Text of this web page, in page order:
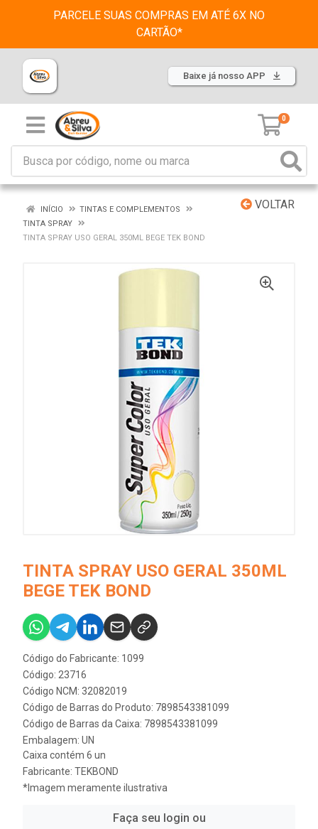
PARCELE SUAS COMPRAS EM ATÉ 6X NO
CARTÃO*
Baixe já nosso APP
0
VOLTAR
INÍCIO
TINTAS E COMPLEMENTOS
TINTA SPRAY
TINTA SPRAY USO GERAL 350ML BEGE TEK BOND
TINTA SPRAY USO GERAL 350ML
BEGE TEK BOND
Código do Fabricante: 1099
Código: 23716
Código NCM: 32082019
Código de Barras do Produto: 7898543381099
Código de Barras da Caixa: 7898543381099
Embalagem: UN
Caixa contém 6 un
Fabricante: TEKBOND
*Imagem meramente ilustrativa
Faça seu login ou